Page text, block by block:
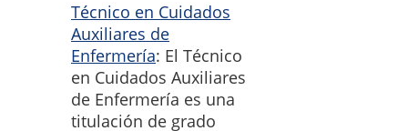
Técnico en Cuidados
Auxiliares de
Enfermería: El Técnico
en Cuidados Auxiliares
de Enfermería es una
titulación de grado